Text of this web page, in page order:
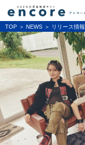
TOP NEWS リリース情報